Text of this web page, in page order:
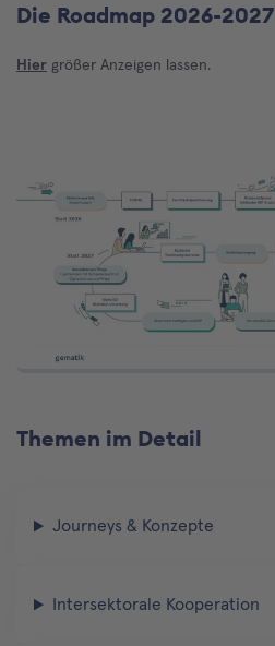
Die Roadmap 2026-2027
Hier größer Anzeigen lassen.
Themen im Detail
Journeys & Konzepte
Intersektorale Kooperation